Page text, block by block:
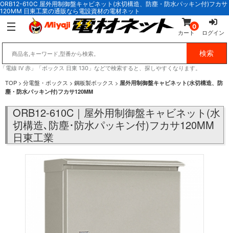
ORB12-610C 屋外用制御盤キャビネット(水切構造、防塵・防水パッキン付)フカサ
120MM 日東工業の通販なら電設資材の電材ネット
0
カート ログイン
「電線 IV 赤」「ボックス 日東 130」などで検索すると、探しやすくなります。
TOP > 分電盤・ボックス > 鋼板製ボックス > 屋外用制御盤キャビネット(水切構造、防
塵・防水パッキン付)フカサ120MM
ORB12-610C｜屋外用制御盤キャビネット(水
切構造､防塵･防水パッキン付)フカサ120MM
日東工業